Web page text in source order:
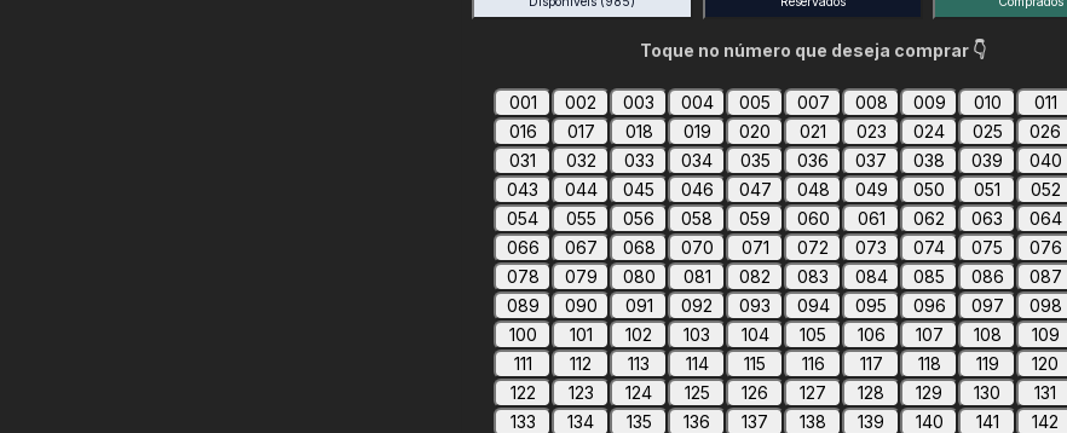
Toque no número que deseja comprar 👇
001 002 003 004 005 007 008 009 010 011
016
017 018 019 020 021 023 024 025 026
031
032 033 034 035 036 037 038 039 040
043
044 045 046 047 048 049 050 051 052
054
055 056 058 059 060 061 062 063 064
066
067 068 070 071 072 073 074 075 076
078
079 080 081 082 083 084 085 086 087
089
090 091 092 093 094 095 096 097 098
100
101 102 103 104 105 106 107 108 109
111
112 113 114 115 116 117 118 119 120
122
123 124 125 126 127 128 129 130 131
133
134 135 136 137 138 139 140 141 142